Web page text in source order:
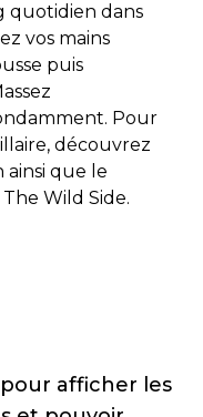
quotidien dans
vos mains
puis
Pour
découvrez
ainsi que le
Wild Side.
afficher les